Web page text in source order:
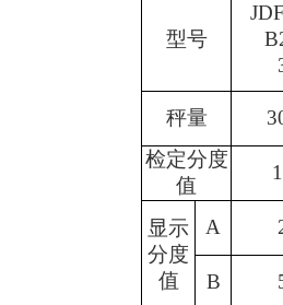
型号
JD
秤量
检定分度
值
显示
分度
值
A
B